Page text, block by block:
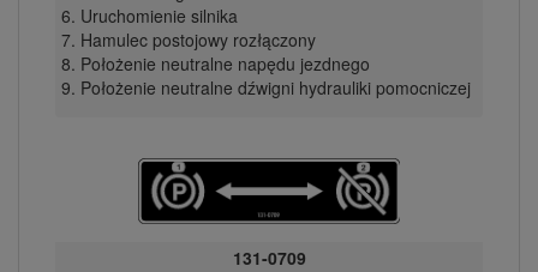
Uruchomienie silnika
Hamulec postojowy rozłączony
Położenie neutralne napędu jezdnego
Położenie neutralne dźwigni hydrauliki pomocniczej
131-0709